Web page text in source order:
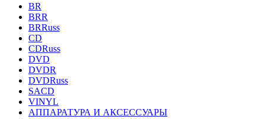
BR
BRR
BRRuss
CD
CDRuss
DVD
DVDR
DVDRuss
SACD
VINYL
АППАРАТУРА И АКСЕССУАРЫ